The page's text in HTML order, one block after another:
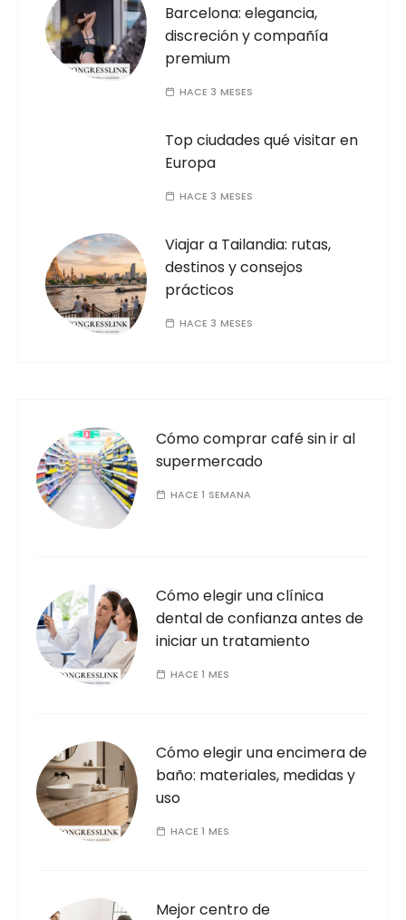
Barcelona: elegancia,
discreción y compañía
premium
HACE 3 MESES
Top ciudades qué visitar en
Europa
HACE 3 MESES
Viajar a Tailandia: rutas,
destinos y consejos
prácticos
HACE 3 MESES
Cómo comprar café sin ir al
supermercado
HACE 1 SEMANA
Cómo elegir una clínica
dental de confianza antes de
iniciar un tratamiento
HACE 1 MES
Cómo elegir una encimera de
baño: materiales, medidas y
uso
HACE 1 MES
Mejor centro de